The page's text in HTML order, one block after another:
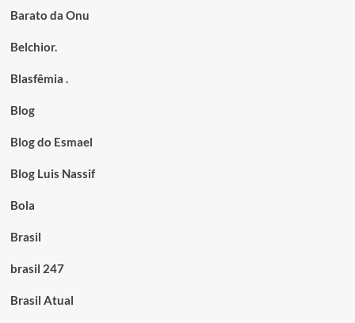
Barato da Onu
Belchior.
Blasfêmia .
Blog
Blog do Esmael
Blog Luis Nassif
Bola
Brasil
brasil 247
Brasil Atual